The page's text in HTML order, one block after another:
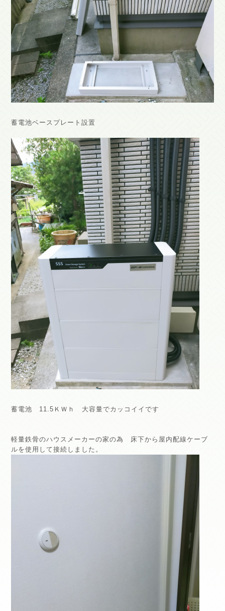
蓄電池ベースプレート設置
蓄電池 11.5ＫＷｈ 大容量でカッコイイです
軽量鉄骨のハウスメーカーの家の為 床下から屋内配線ケーブ
ルを使用して接続しました。